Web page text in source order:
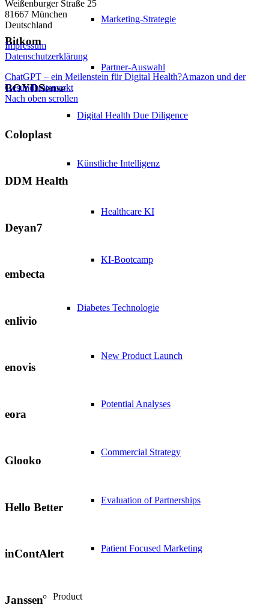
Marketing-Strategie
Partner-Auswahl
Digital Health Due Diligence
Künstliche Intelligenz
Healthcare KI
KI-Bootcamp
Diabetes Technologie
New Product Launch
Potential Analyses
Commercial Strategy
Evaluation of Partnerships
Patient Focused Marketing
Product
Bitkom
BOYDSense
Coloplast
DDM Health
Deyan7
embecta
enlivio
enovis
eora
Glooko
Hello Better
inContAlert
Janssen
Weißenburger Straße 25
81667 München
Deutschland
Impressum
Datenschutzerklärung
ChatGPT – ein Meilenstein für Digital Health?Amazon und der
Gesundheitsmarkt
Nach oben scrollen